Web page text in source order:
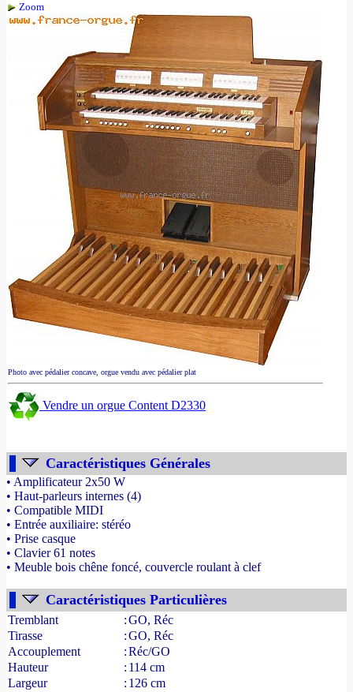
Zoom
Photo avec pédalier concave, orgue vendu avec pédalier plat
Vendre un orgue Content D2330
Caractéristiques Générales
• Amplificateur 2x50 W
• Haut-parleurs internes (4)
• Compatible MIDI
• Entrée auxiliaire: stéréo
• Prise casque
• Clavier 61 notes
• Meuble bois chêne foncé, couvercle roulant à clef
Caractéristiques Particulières
Tremblant :GO, Réc
Tirasse
:GO, Réc
Accouplement
:Réc/GO
Hauteur
: 114 cm
Largeur
: 126 cm